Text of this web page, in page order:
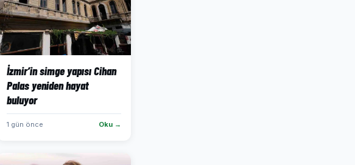
İzmir’in simge yapısı Cihan
Palas yeniden hayat
buluyor
1 gün önce Oku →